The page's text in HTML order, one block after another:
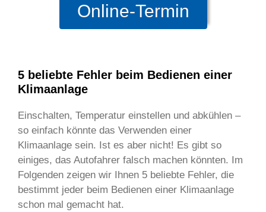
Online-Termin
5 beliebte Fehler beim Bedienen einer
Klimaanlage
Einschalten, Temperatur einstellen und abkühlen –
so einfach könnte das Verwenden einer
Klimaanlage sein. Ist es aber nicht! Es gibt so
einiges, das Autofahrer falsch machen könnten. Im
Folgenden zeigen wir Ihnen 5 beliebte Fehler, die
bestimmt jeder beim Bedienen einer Klimaanlage
schon mal gemacht hat.